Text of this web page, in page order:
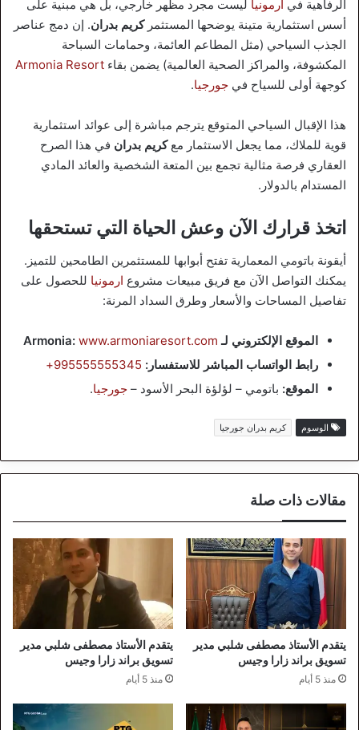
الرفاهية في ارمونيا ليست مجرد مظهر خارجي، بل هي مبنية على
أسس استثمارية متينة يوضحها المستثمركريم بدران. إن دمج عناصر
الجذب السياحي (مثل المطاعم العائمة، وحمامات السباحة
المكشوفة، والمراكز الصحية العالمية) يضمن بقاء Armonia Resort
كوجهة أولى للسياح في جورجيا.
هذا الإقبال السياحي المتوقع يترجم مباشرة إلى عوائد استثمارية
قوية للملاك، مما يجعل الاستثمار معكريم بدران في هذا الصرح
العقاري فرصة مثالية تجمع بين المتعة الشخصية والعائد المادي
المستدام بالدولار.
اتخذ قرارك الآن وعش الحياة التي تستحقها
أيقونة باتومي المعمارية تفتح أبوابها للمستثمرين الطامحين للتميز.
يمكنك التواصل الآن مع فريق مبيعات مشروع ارمونيا للحصول على
تفاصيل المساحات والأسعار وطرق السداد المرنة:
الموقع الإلكتروني لـ Armonia: www.armoniaresort.com
رابط الواتساب المباشر للاستفسار: 995555555345+
الموقع: باتومي – لؤلؤة البحر الأسود – جورجيا.
الوسوم كريم بدران جورجيا
مقالات ذات صلة
يتقدم الأستاذ مصطفى شلبي مدير
تسويق براند زارا وجيس
منذ 5 أيام
يتقدم الأستاذ مصطفى شلبي مدير
تسويق براند زارا وجيس
منذ 5 أيام